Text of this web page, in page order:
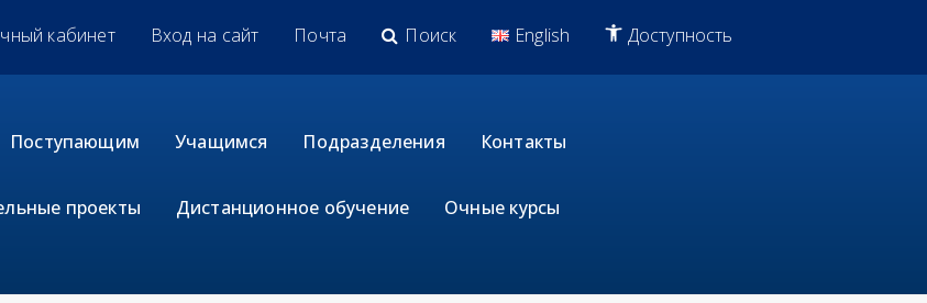
кабинет Вход на сайт Почта Поиск English Доступность
Поступающим Учащимся Подразделения Контакты
проекты Дистанционное обучение Очные курсы